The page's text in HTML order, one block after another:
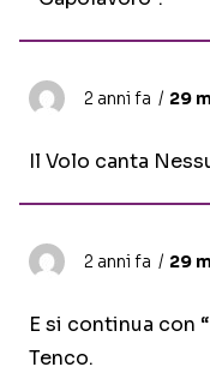
2 anni fa 29
Il Volo canta
2 anni fa 29
E si continua con
Tenco.